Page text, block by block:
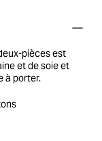
pièces est
et de soie et
à porter.